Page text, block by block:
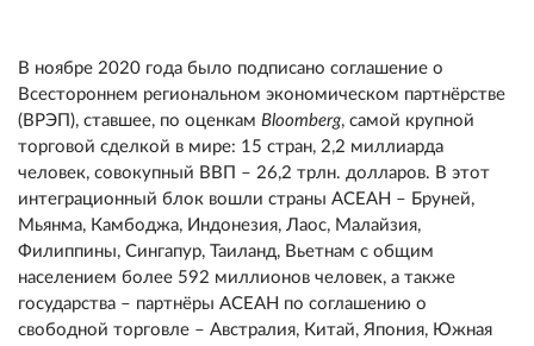
В ноябре 2020 года было подписано соглашение о
Всестороннем региональном экономическом партнёрстве
(ВРЭП), ставшее, по оценкам Bloomberg, самой крупной
торговой сделкой в мире: 15 стран, 2,2 миллиарда
человек, совокупный ВВП – 26,2 трлн. долларов. В этот
интеграционный блок вошли страны АСЕАН – Бруней,
Мьянма, Камбоджа, Индонезия, Лаос, Малайзия,
Филиппины, Сингапур, Таиланд, Вьетнам с общим
населением более 592 миллионов человек, а также
государства – партнёры АСЕАН по соглашению о
свободной торговле – Австралия, Китай, Япония, Южная